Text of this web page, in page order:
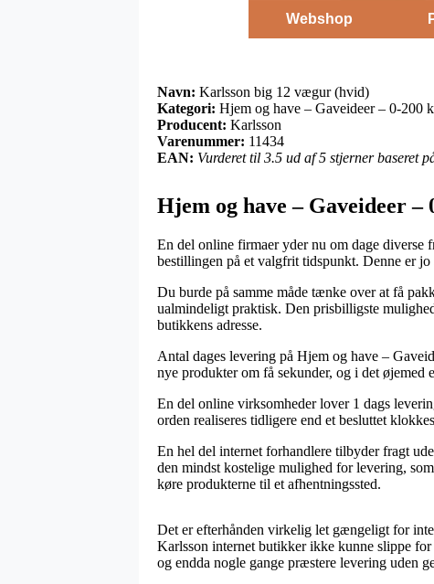
Webshop
Navn: Karlsson big 12 vægur (hvid)
Kategori: Hjem og have – Gaveideer – 0-200
Producent: Karlsson
Varenummer: 11434
EAN: Vurderet til 3.5 ud af 5 stjerner baseret
Hjem og have – Gaveideer
En del online firmaer yder nu om dage diverse
bestillingen på et valgfrit tidspunkt. Denne er
Du burde på samme måde tænke over at få
ualmindeligt praktisk. Den prisbilligste
butikkens adresse.
Antal dages levering på Hjem og have –
nye produkter om få sekunder, og i det øjemed
En del online virksomheder lover 1 dags
orden realiseres tidligere end et besluttet
En hel del internet forhandlere tilbyder fragt
den mindst kostelige mulighed for levering,
køre produkterne til et afhentningssted.
Det er efterhånden virkelig let gængeligt for
Karlsson internet butikker ikke kunne slippe
og endda nogle gange præstere levering uden